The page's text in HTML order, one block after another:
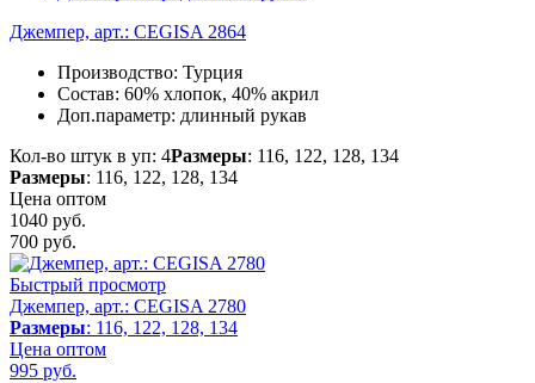
Джемпер, арт.: CEGISA 2864
Производство: Турция
Состав: 60% хлопок, 40% акрил
Доп.параметр: длинный рукав
Кол-во штук в уп: 4Размеры: 116, 122, 128, 134
Размеры: 116, 122, 128, 134
Цена оптом
1040 руб.
700 руб.
Быстрый просмотр
Джемпер, арт.: CEGISA 2780
Размеры: 116, 122, 128, 134
Цена оптом
995 руб.